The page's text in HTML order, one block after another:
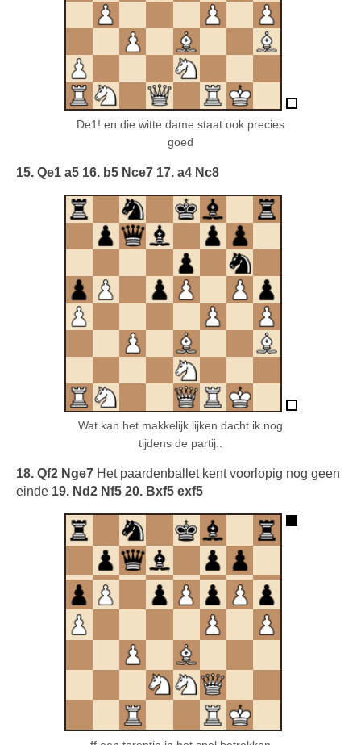
De1! en die witte dame staat ook precies
goed
15. Qe1 a5 16. b5 Nce7 17. a4 Nc8
Wat kan het makkelijk lijken dacht ik nog
tijdens de partij..
18. Qf2 Nge7 Het paardenballet kent voorlopig nog geen
einde 19. Nd2 Nf5 20. Bxf5 exf5